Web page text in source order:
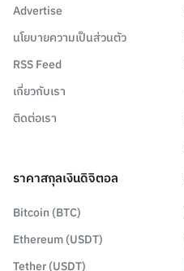
Advertise
นโยบายความเป็นส่วนตัว
RSS Feed
เกี่ยวกับเรา
ติดต่อเรา
ราคาสกุลเงินดิจิตอล
Bitcoin (BTC)
Ethereum (USDT)
Tether (USDT)